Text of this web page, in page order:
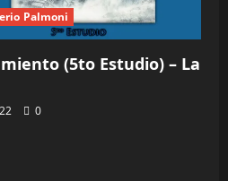
Palmoni
(5to Estudio) – La
0